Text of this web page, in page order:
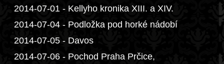
2014-07-01 - Kellyho kronika XIII. a XIV.
2014-07-04 - Podložka pod horké nádobí
2014-07-05 - Davos
2014-07-06 - Pochod Praha Prčice,